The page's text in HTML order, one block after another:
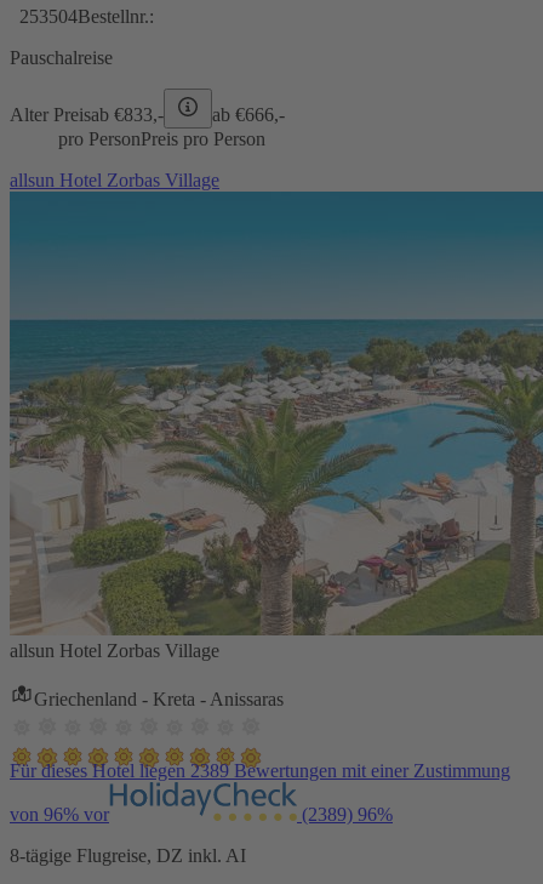
253504Bestellnr.:
Pauschalreise
Alter Preisab €833,- ab €666,-
pro PersonPreis pro Person
allsun Hotel Zorbas Village
allsun Hotel Zorbas Village
Griechenland - Kreta - Anissaras
Für dieses Hotel liegen 2389 Bewertungen mit einer Zustimmung
von 96% vor (2389) 96%
8-tägige Flugreise, DZ inkl. AI